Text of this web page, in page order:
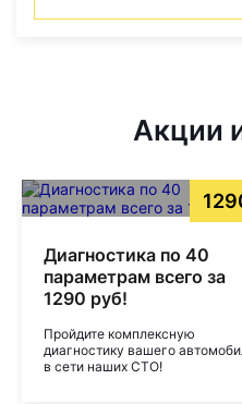
Акции
Диагностика по 40
параметрам всего за
1290 руб!
Пройдите комплексную
диагностику вашего
в сети наших СТО!